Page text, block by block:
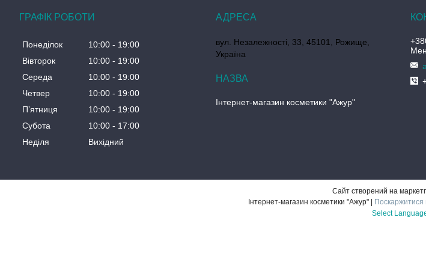
ГРАФІК РОБОТИ
Понеділок 10:00
19:00
Вівторок
10:00
19:00
Середа
10:00
19:00
Четвер
10:00
19:00
Пʼятниця
10:00
19:00
Субота
10:00
17:00
Неділя
Вихідний
вул. Незалежності, 33, 45101, Рожище,
Україна
Інтернет-магазин косметики "Ажур"
Сайт створений на
Поскаржитися
Select